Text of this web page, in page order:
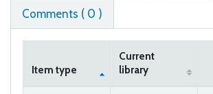
Comments ( 0 )
Item type
Current
library